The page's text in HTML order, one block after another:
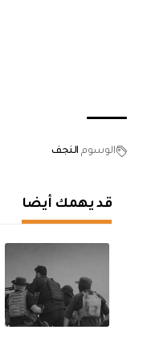
الوسوم النجف
قد يهمك أيضا